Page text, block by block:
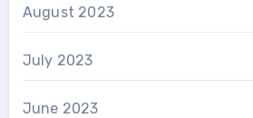
August 2023
July 2023
June 2023